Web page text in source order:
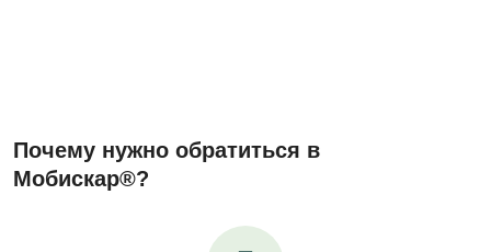
Почему нужно обратиться в
Мобискар®?